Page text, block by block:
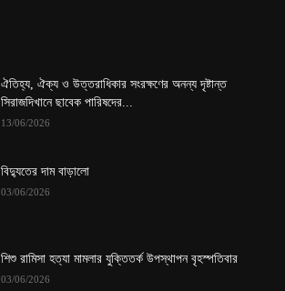
ঐতিহ্য, ঐক্য ও উত্তরাধিকার সংরক্ষণের অনন্য দৃষ্টান্ত
সিরাজদিখানে ছাবেক পারিষদের...
13/06/2026
বিদ্যুতের দাম বাড়ালো
03/06/2026
শিশু রামিসা হত্যা মামলার যুক্তিতর্ক উপস্থাপন বৃহস্পতিবার
03/06/2026